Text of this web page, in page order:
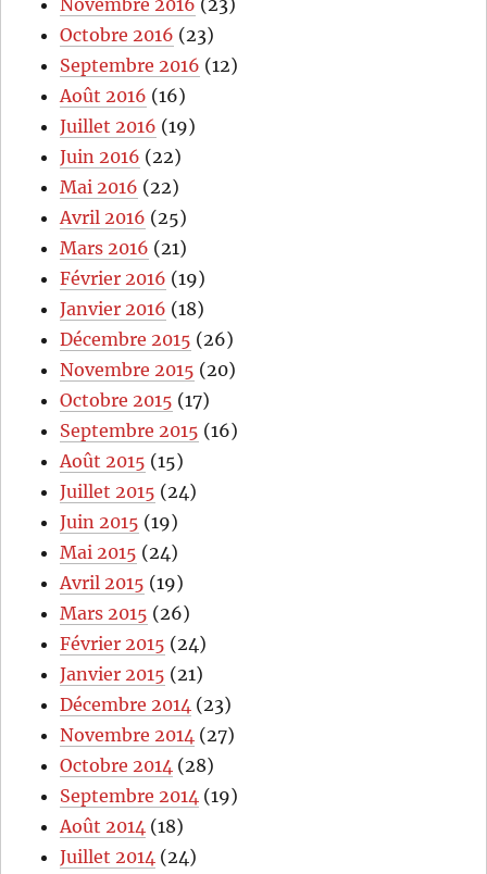
Octobre 2016 (23)
Septembre 2016 (12)
Août 2016 (16)
Juillet 2016 (19)
Juin 2016 (22)
Mai 2016 (22)
Avril 2016 (25)
Mars 2016 (21)
Février 2016 (19)
Janvier 2016 (18)
Décembre 2015 (26)
Novembre 2015 (20)
Octobre 2015 (17)
Septembre 2015 (16)
Août 2015 (15)
Juillet 2015 (24)
Juin 2015 (19)
Mai 2015 (24)
Avril 2015 (19)
Mars 2015 (26)
Février 2015 (24)
Janvier 2015 (21)
Décembre 2014 (23)
Novembre 2014 (27)
Octobre 2014 (28)
Septembre 2014 (19)
Août 2014 (18)
Juillet 2014 (24)